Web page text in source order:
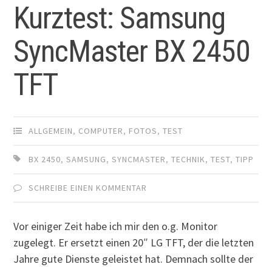
Kurztest: Samsung
SyncMaster BX 2450
TFT
ALLGEMEIN, COMPUTER, FOTOS,TEST
BX 2450,SAMSUNG,SYNCMASTER,TECHNIK,TEST,TIPP
SCHREIBE EINEN KOMMENTAR
Vor einiger Zeit habe ich mir den o.g. Monitor
zugelegt. Er ersetzt einen 20″ LG TFT, der die letzten
Jahre gute Dienste geleistet hat. Demnach sollte der